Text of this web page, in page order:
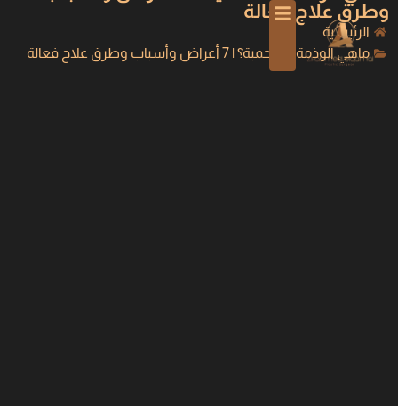
وطرق علاج فعالة
الرئيسية
ماهي الوذمة الشحمية؟ | 7 أعراض وأسباب وطرق علاج فعالة